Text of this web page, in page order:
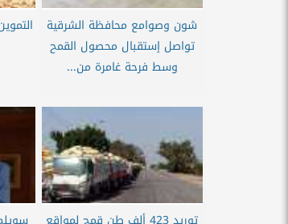
شون وصوامع محافظة الشرقية
تواصل إستقبال محصول القمح
وسط فرحة غامرة من...